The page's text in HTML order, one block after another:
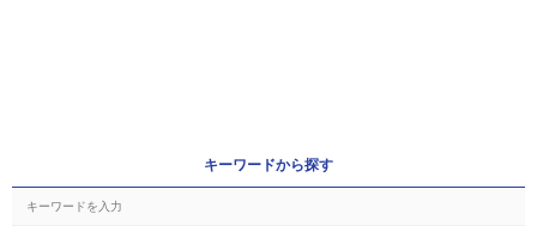
キーワードから探す